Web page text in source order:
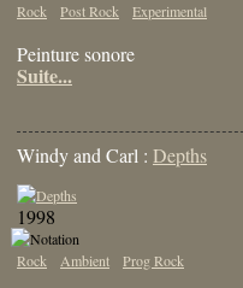
Rock Post Rock Experimental
Peinture sonore
Suite...
Windy and Carl : Depths
1998
Rock Ambient Prog Rock